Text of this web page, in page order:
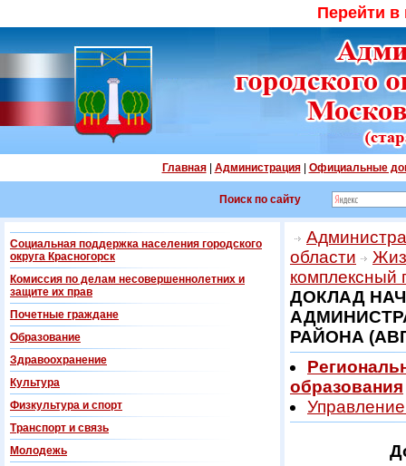
Перейти
Главная| Администрация| Официальные
Поиск по сайту
Социальная поддержка населения городского
округа Красногорск
Комиссия по делам несовершеннолетних и
защите их прав
Почетные граждане
Образование
Здравоохранение
Культура
Физкультура и спорт
Транспорт и связь
Молодежь
области
комплексный
ДОКЛАД
РАЙОНА
образования